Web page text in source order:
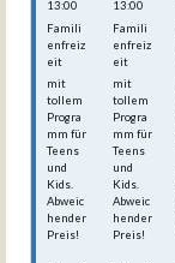
13:00
Famili
enfreiz
eit
mit
tollem
Progra
mm für
Teens
und
Kids.
Abweic
hender
Preis!
13:00
Famili
enfreiz
eit
mit
tollem
Progra
mm für
Teens
und
Kids.
Abweic
hender
Preis!